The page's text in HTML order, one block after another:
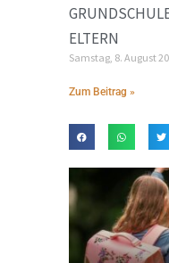
ELTERN
Samstag, 8. August
Zum Beitrag »